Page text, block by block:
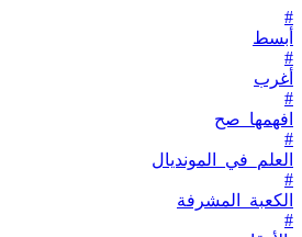
#
أبسط
#
أغرب
#
افهمها_صح
#
العلم_في_المونديال
#
الكعبة_المشرفة
#